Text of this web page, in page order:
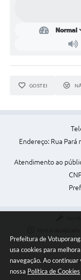
Prefeitura de
usa cookies para
navegação. Ao continuar
nossa Política de Cookies
GOSTEI
Endereço: Rua Pará
Atendimento ao
Copyright Instar - 2006-
Instar Tecnologia